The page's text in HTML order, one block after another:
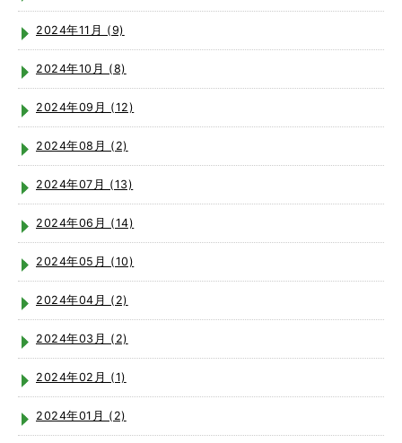
2024年11月 (9)
2024年10月 (8)
2024年09月 (12)
2024年08月 (2)
2024年07月 (13)
2024年06月 (14)
2024年05月 (10)
2024年04月 (2)
2024年03月 (2)
2024年02月 (1)
2024年01月 (2)